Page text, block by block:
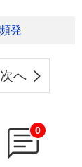
発
次へ
0